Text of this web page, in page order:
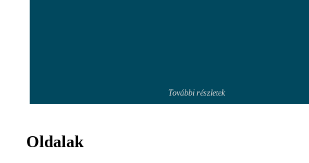
További részletek
Oldalak